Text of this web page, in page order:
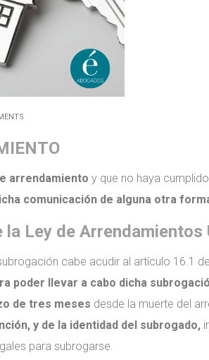
arrendamiento y que no haya
comunicación de alguna otra
Ley de Arrendamientos
cabe acudir al artículo 16.1
poder llevar a cabo dicha
de tres meses desde la muerte del
y de la identidad del subrogado,
para subrogarse.